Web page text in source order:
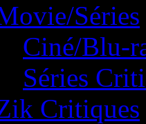
Séries
Ciné/Blu-
Séries
Critiques